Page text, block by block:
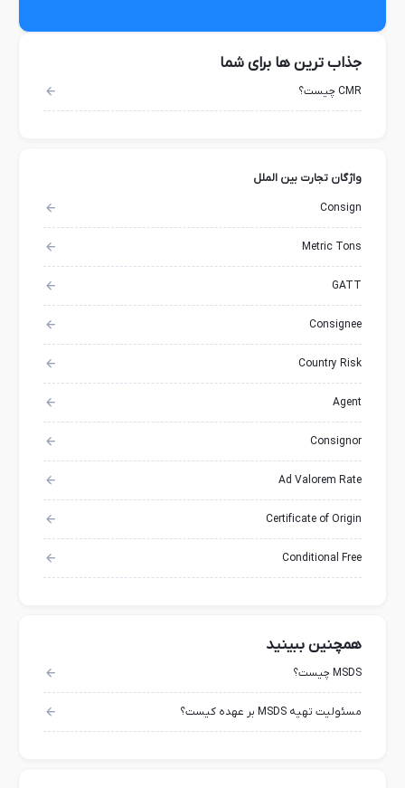
جذاب ترین ها برای شما
CMR چیست؟
واژگان تجارت بین الملل
Consign
Metric Tons
GATT
Consignee
Country Risk
Agent
Consignor
Ad Valorem Rate
Certificate of Origin
Conditional Free
همچنین ببینید
MSDS چیست؟
مسئولیت تهیه MSDS بر عهده کیست؟